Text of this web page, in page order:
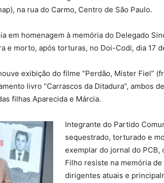
na rua do Carmo, Centro de São Paulo.
em homenagem à memória do Delegado
e morto, após torturas, no Doi-Codi, dia 17
exibição do filme “Perdão, Mister Fiel”
livro “Carrascos da Ditadura”, ambos
filhas Aparecida e Márcia.
Integrante do Partido
sequestrado, torturado e
exemplar do jornal do PCB,
Filho resiste na memória
dirigentes atuais e